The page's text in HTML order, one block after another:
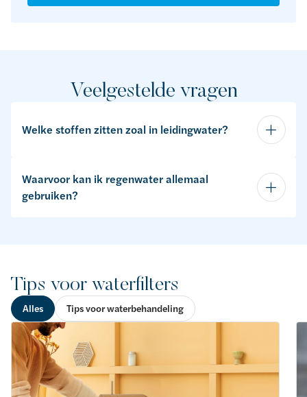
Veelgestelde vragen
Welke stoffen zitten zoal in leidingwater?
Waarvoor kan ik regenwater allemaal
gebruiken?
Tips voor waterfilters
Alles Tips voor waterbehandeling